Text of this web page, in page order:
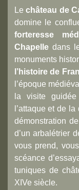
Lechâteau de
domine le
forteresse
Chapelledans
monuments
l’histoire de
l’époque
la visite
l’attaque et de
démonstration
d’un arbalétrier
vous prend,
scéance
tuniques de
XIVe siècle.